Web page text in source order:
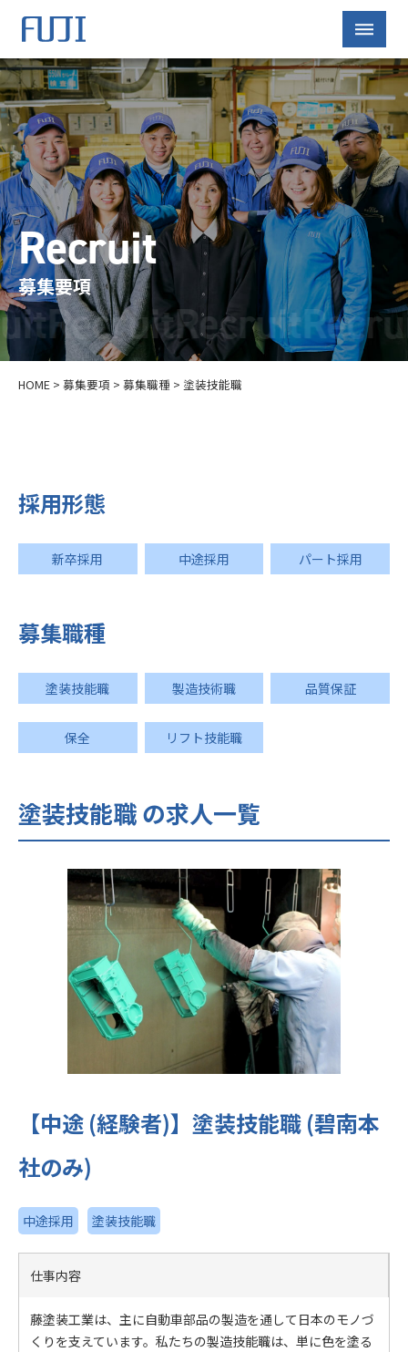
Recruit
募集要項
RecruitRecruit
HOME > 募集要項 > 募集職種 > 塗装技能職
採用形態
新卒採用 中途採用 パート採用
募集職種
塗装技能職 製造技術職 品質保証
保全 リフト技能職
塗装技能職 の求人一覧
【中途 (経験者)】塗装技能職 (碧南本
社のみ)
中途採用 塗装技能職
仕事内容
藤塗装工業は、主に自動車部品の製造を通して日本のモノづ
くりを支えています。私たちの製造技能職は、単に色を塗る